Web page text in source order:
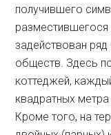
получившего
разместившегося
задействован
обществ. Здесь
коттеджей,
квадратных
Кроме того, на